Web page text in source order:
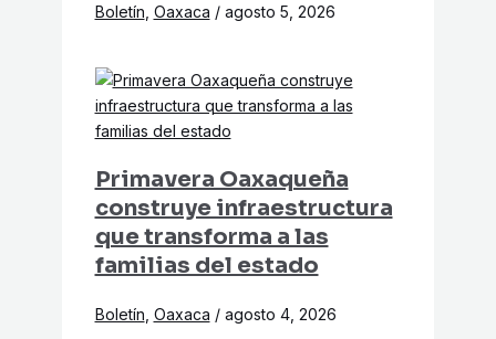
Boletín Oaxaca / agosto 5, 2026
Primavera Oaxaqueña
construye infraestructura
que transforma a las
familias del estado
Boletín Oaxaca / agosto 4, 2026